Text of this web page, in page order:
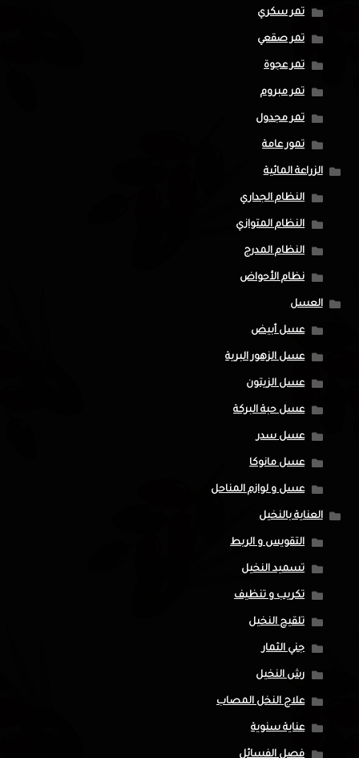
تمر سكري
تمر صقعي
تمر عجوة
تمر مبروم
تمر مجدول
تمور عامة
الزراعة المائية
النظام الجداري
النظام المتوازي
النظام المدرج
نظام الأحواض
العسل
عسل أبيض
عسل الزهور البرية
عسل الزيتون
عسل حبة البركة
عسل سدر
عسل مانوكا
عسل و لوازم المناحل
العناية بالنخيل
التقويس و الربط
تسميد النخيل
تكريب و تنظيف
تلقيح النخيل
جني الثمار
رش النخيل
علاج النخل المصاب
عناية سنوية
فصل الفسائل